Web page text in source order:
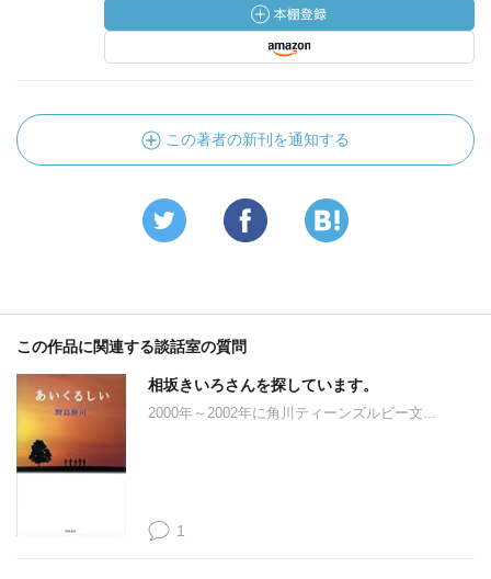
この著者の新刊を通知する
この作品に関連する談話室の質問
相坂きいろさんを探しています。
2000年～2002年に角川ティーンズルビー文...
1